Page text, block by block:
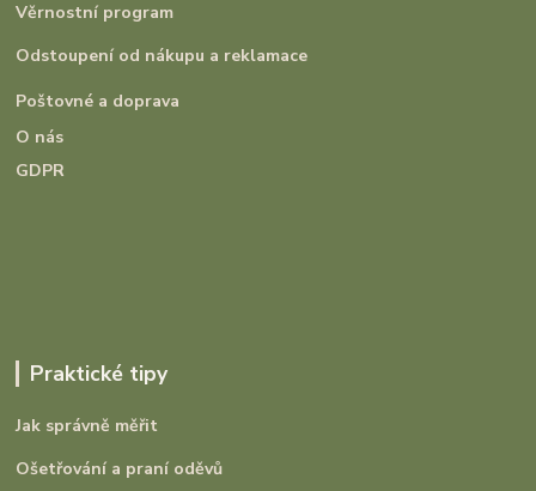
Věrnostní program
Odstoupení od nákupu a reklamace
Poštovné a doprava
O nás
GDPR
Praktické tipy
Jak správně měřit
Ošetřování a praní oděvů